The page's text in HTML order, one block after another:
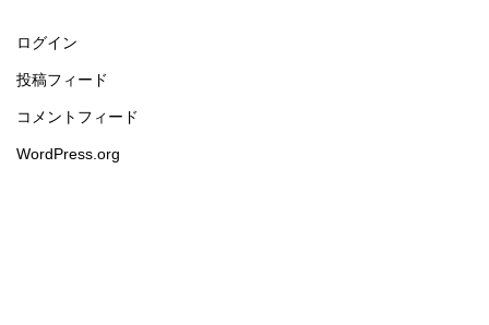
ログイン
投稿フィード
コメントフィード
WordPress.org